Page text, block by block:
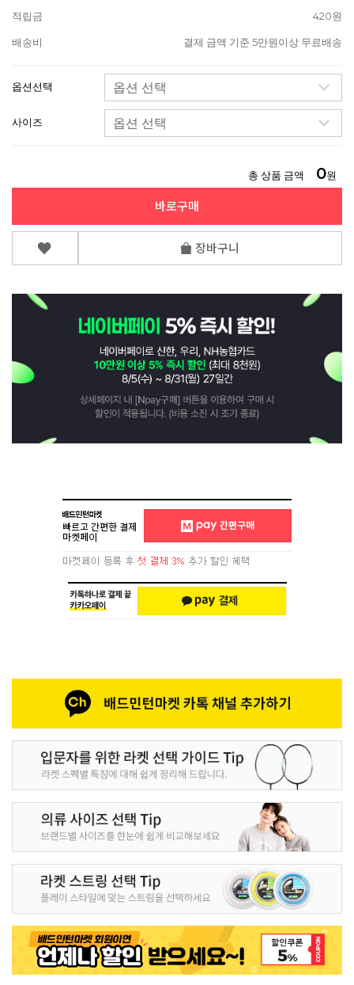
적립금
420원
배송비 결제 금액 기준 5만원이상 무료배송
옵션선택
사이즈
총 상품 금액 0원
바로구매
장바구니